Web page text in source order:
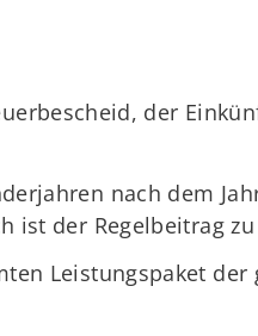
der
nach dem
ist der Regelbeitrag
Leistungspaket der